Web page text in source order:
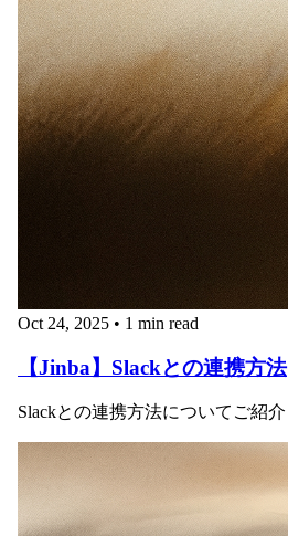
Oct 24, 2025 • 1 min read
【Jinba】Slackとの連携方法
Slackとの連携方法についてご紹介